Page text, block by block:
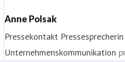
Anne Polsak
Pressekontakt
Unternehmenskommunikation